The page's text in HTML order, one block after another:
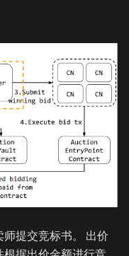
提交竞标书。 出价